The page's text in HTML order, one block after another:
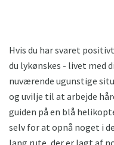
Hvis du har svaret
du lykønskes - livet med
nuværende ugunstige
og uvilje til at arbejde
guiden på en blå
selv for at opnå noget i